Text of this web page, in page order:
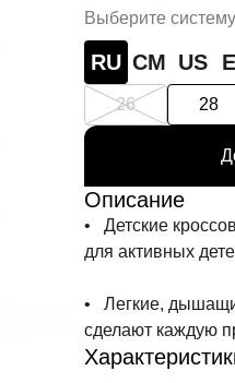
Выберите
RU СМ US
26 28
Описание
• Детские
для активных
• Легкие,
сделают каждую